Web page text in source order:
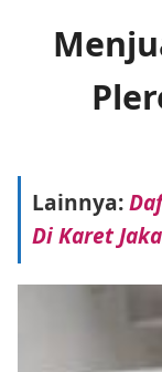
Lainnya:
Di Karet